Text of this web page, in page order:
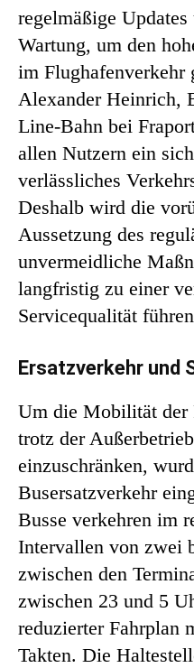
regelmäßige
Wartung, um den
im Flughafenverkehr
Alexander Heinrich,
Line-Bahn bei
allen Nutzern ein
verlässliches
Deshalb wird die
Aussetzung des
unvermeidliche
langfristig zu einer
Servicequalität
Ersatzverkehr und
Um die Mobilität der
trotz der
einzuschränken,
Busersatzverkehr
Busse verkehren im
Intervallen von zwei
zwischen den
zwischen 23 und 5
reduzierter Fahrplan
Takten. Die